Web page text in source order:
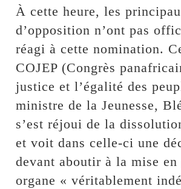
À cette heure, les
d’opposition n’ont pas
réagi à cette nomination.
COJEP (Congrès
justice et l’égalité des
ministre de la Jeunesse,
s’est réjoui de la
et voit dans celle-ci une
devant aboutir à la mise en
organe « véritablement